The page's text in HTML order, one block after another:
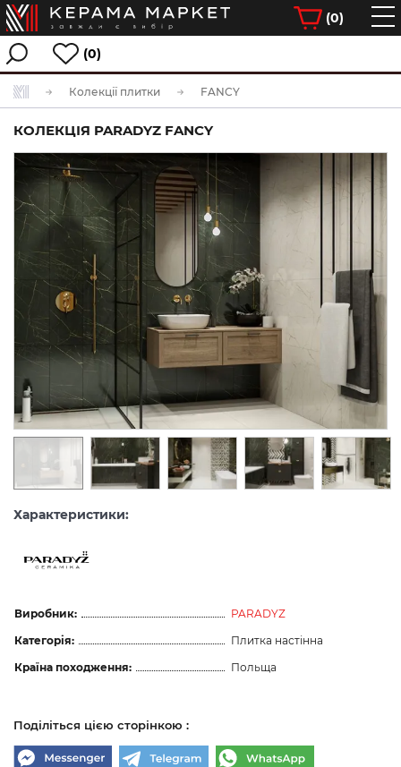
(0)
(0)
Колекції плитки FANCY
КОЛЕКЦІЯ PARADYZ FANCY
Характеристики:
Виробник:
PARADYZ
Категорія:
Плитка настінна
Країна походження:
Польща
Поділіться цією сторінкою :